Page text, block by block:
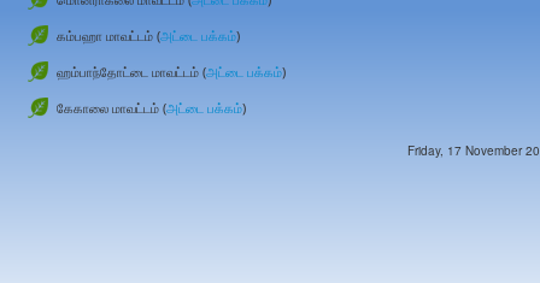
கம்பஹா மாவட்டம் (அட்டை பக்கம்)
ஹம்பாந்தோட்டை மாவட்டம் (அட்டை பக்கம்)
கேகாலை மாவட்டம் (அட்டை பக்கம்)
Friday, 17 November